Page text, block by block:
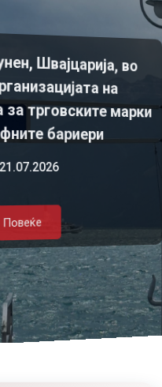
во
на
марки
„Chamber talks“ – нов
06.07.2026
за раст на
релации